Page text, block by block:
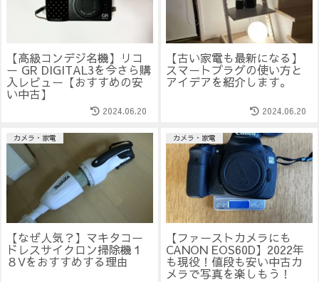
【高級コンデジ名機】リコ
ー GR DIGITAL3を今さら購
入レビュー【おすすめの安
い中古】
2024.06.20
【古い家電も最新になる】
スマートプラグの使い方と
アイデアを紹介します。
2024.06.20
カメラ・家電
【なぜ人気？】マキタコー
ドレスサイクロン掃除機１
８Vをおすすめする理由
カメラ・家電
【ファーストカメラにも
CANON EOS60D】2022年
も現役！値段も安い中古カ
メラで写真を楽しもう！